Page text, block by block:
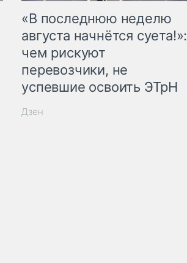
«В последнюю неделю
августа начнётся суета!»:
чем рискуют
перевозчики, не
успевшие освоить ЭТрН
Дзен